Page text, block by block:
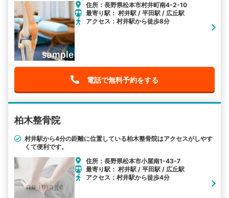
住所：長野県松本市村井町南4-2-10
最寄り駅： 村井駅 / 平田駅 / 広丘駅
アクセス：村井駅から徒歩8分
電話で無料予約をする
柏木整骨院
村井駅から4分の距離に位置している柏木整骨院はアクセスがしやす
くて便利です。
住所：長野県松本市小屋南1-43-7
最寄り駅： 村井駅 / 平田駅 / 広丘駅
アクセス：村井駅から徒歩4分